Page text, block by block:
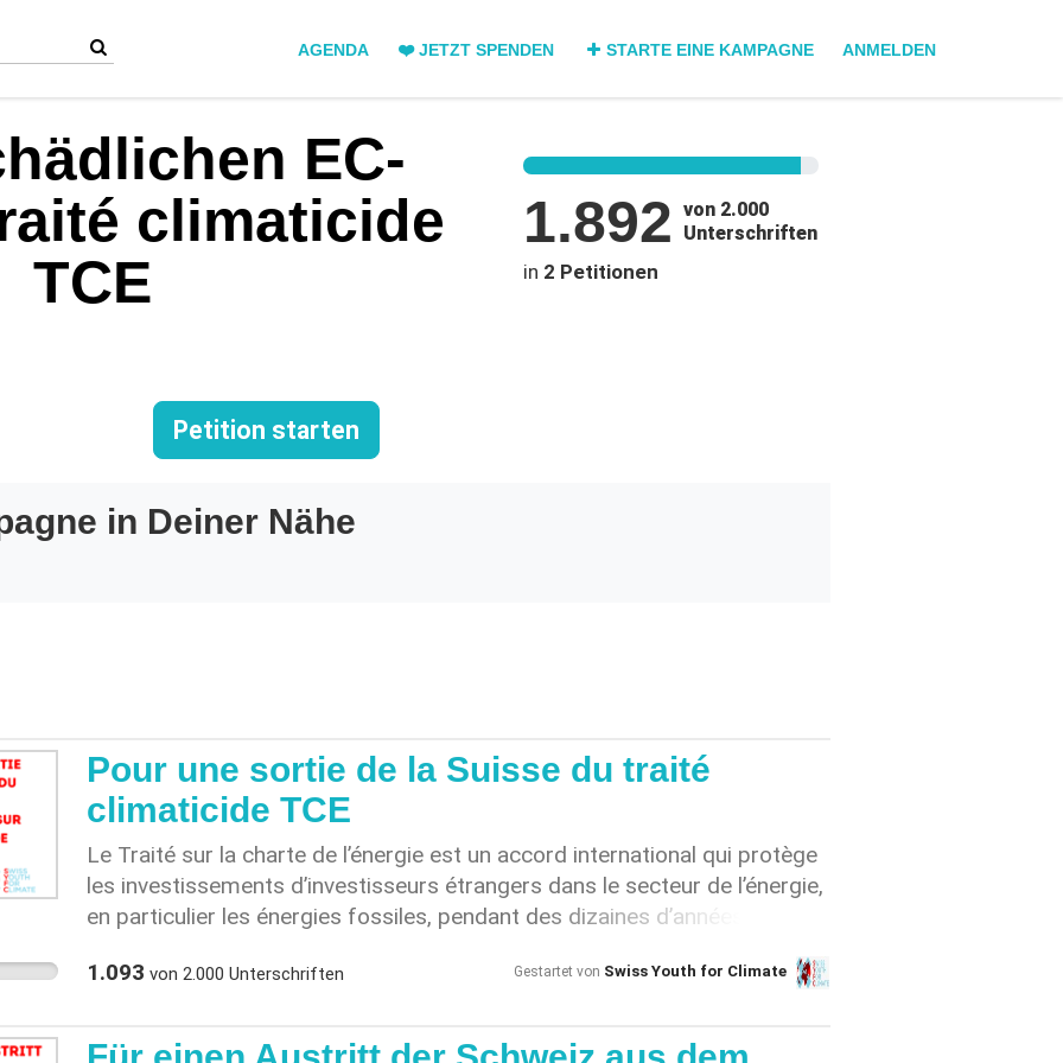
AGENDA ❤️ JETZT SPENDEN STARTE EINE KAMPAGNE ANMELDEN
EC-
climaticide
TCE
1.892 von 2.000
Unterschriften
in 2 Petitionen
Petition starten
in Deiner Nähe
Pour une sortie de la Suisse du traité
climaticide TCE
Le Traité sur la charte de l’énergie est un accord international qui protège
les investissements d’investisseurs étrangers dans le secteur de l’énergie,
en particulier les énergies fossiles, pendant des dizaines d’années. Il est
constitue un obstacle majeur au respect de l’Accord de Paris [1]. Il
États en justice et réclamer des compensations financières, lorsqu’une
1.093 von2.000 Unterschriften Gestartet von Swiss Youth for Climate